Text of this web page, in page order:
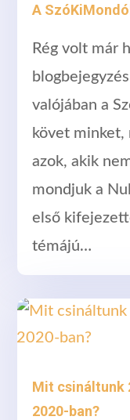
A
Rég volt már
valójában a
követ minket,
azok, akik
mondjuk a
első
témájú…
Mit csináltunk
2020-ban?